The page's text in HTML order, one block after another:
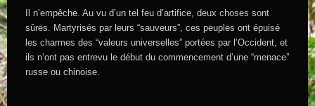
Il n’empêche. Au vu d’un tel feu d’artifice, deux choses sont
sûres. Martyrisés par leurs “sauveurs”, ces peuples ont épuisé
les charmes des “valeurs universelles” portées par l’Occident, et
ils n’ont pas entrevu le début du commencement d’une “menace”
russe ou chinoise.